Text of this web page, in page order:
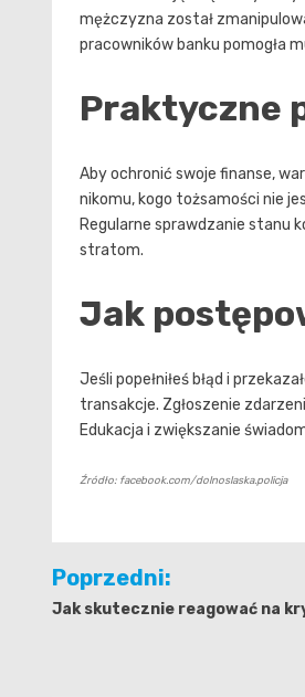
mężczyzna został
pracowników banku pomogła
Praktyczne
Aby ochronić swoje finanse,
nikomu, kogo tożsamości nie
Regularne sprawdzanie stanu
stratom.
Jak
Jeśli popełniłeś błąd i
transakcje. Zgłoszenie
Edukacja i zwiększanie
Źródło: facebook.com/dolnoslaska.policja
Nawigacja
wpisu
Poprzedni:
Jak skutecznie reagować na